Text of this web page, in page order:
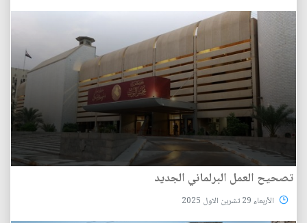
تصحيح العمل البرلماني الجديد
الأربعاء 29 تشرين الاول 2025